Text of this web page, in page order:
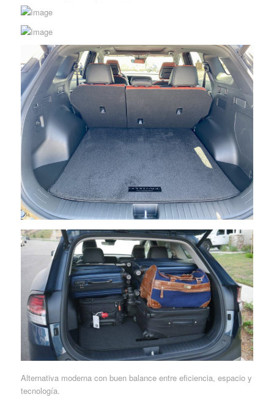
Alternativa moderna con buen balance entre eficiencia, espacio y
tecnología.